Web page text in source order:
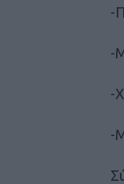
-
-
-
-